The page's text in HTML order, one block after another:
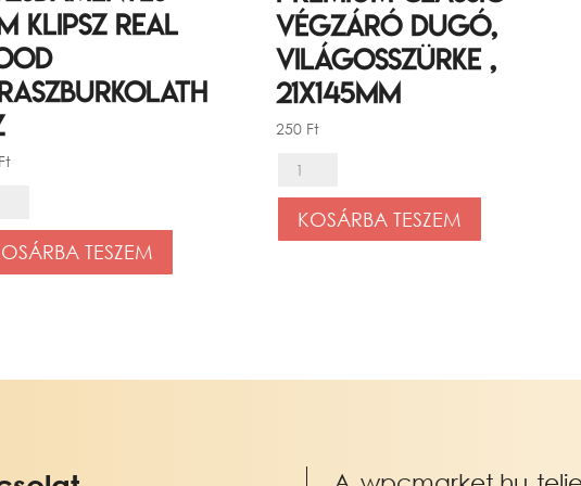
klipsz Real
Ft
TESZEM
végzáró dugó,
Világosszürke ,
21x145mm
250 Ft
Premium
Classic
végzáró
KOSÁRBA TESZEM